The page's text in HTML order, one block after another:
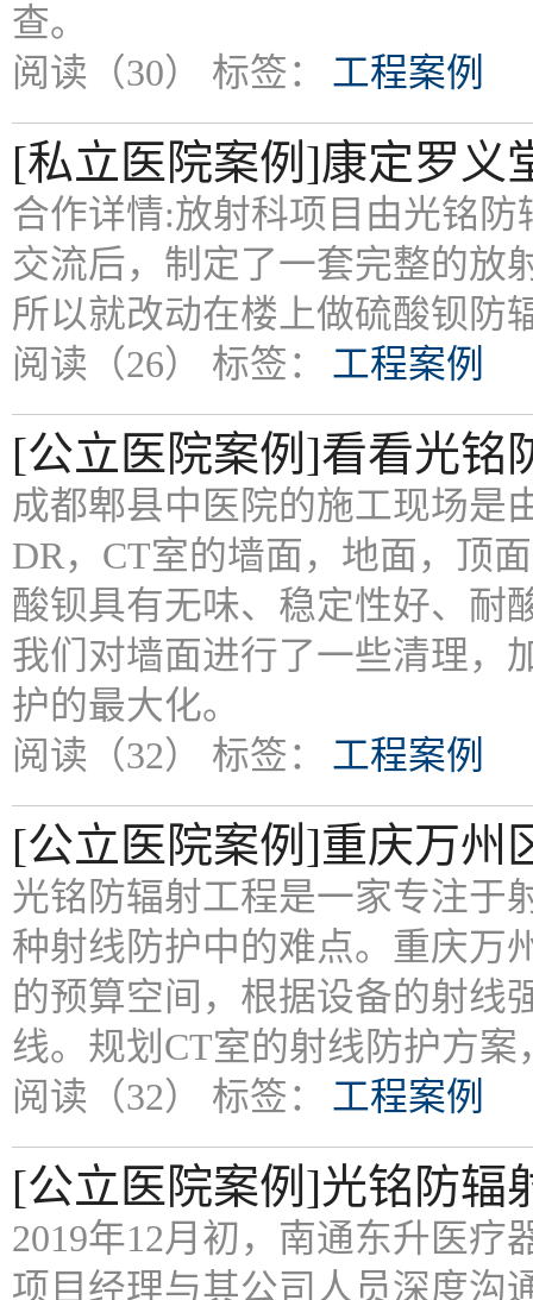
查。
阅读（30） 标签： 工程案例
[私立医院案例]康定罗义
合作详情:放射科项目由光铭
交流后，制定了一套完整的放
所以就改动在楼上做硫酸钡防
阅读（26） 标签： 工程案例
[公立医院案例]看看光铭
成都郫县中医院的施工现场是
DR，CT室的墙面，地面，顶
酸钡具有无味、稳定性好、耐
我们对墙面进行了一些清理，
护的最大化。
阅读（32） 标签： 工程案例
[公立医院案例]重庆万州
光铭防辐射工程是一家专注于
种射线防护中的难点。重庆万
的预算空间，根据设备的射线
线。规划CT室的射线防护方
阅读（32） 标签： 工程案例
[公立医院案例]光铭防辐
2019年12月初，南通东升医
项目经理与其公司人员深度沟